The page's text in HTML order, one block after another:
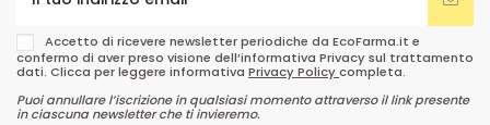
Accetto di ricevere newsletter periodiche da EcoFarma.it e
confermo di aver preso visione dell’informativa Privacy sul trattamento
dati. Clicca per leggere informativa Privacy Policycompleta.
Puoi annullare l’iscrizione in qualsiasi momento attraverso il link presente
in ciascuna newsletter che ti invieremo.